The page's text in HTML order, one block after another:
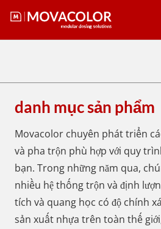
danh mục sản phẩm
Movacolor chuyên phát triển
và pha trộn phù hợp với quy
bạn. Trong những năm qua,
nhiều hệ thống trộn và định
tích và quang học có độ chính
sản xuất nhựa trên toàn thế